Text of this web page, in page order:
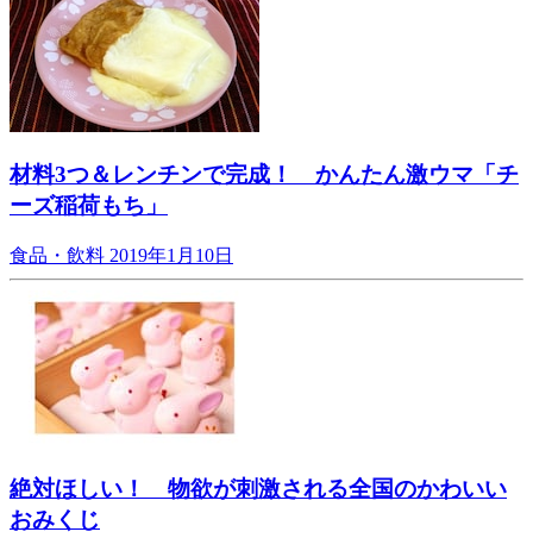
材料3つ＆レンチンで完成！ かんたん激ウマ「チ
ーズ稲荷もち」
食品・飲料 2019年1月10日
絶対ほしい！ 物欲が刺激される全国のかわいい
おみくじ